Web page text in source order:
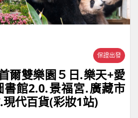
保證出發
爾雙樂園５日.樂天+愛
館2.0.景福宮.廣藏市
代百貨(彩妝1站)